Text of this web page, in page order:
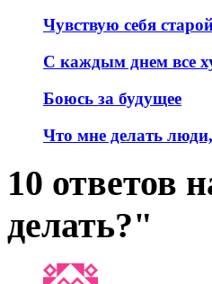
Чувствую себя
С каждым днем все
Боюсь за будущее
Что мне делать
10 ответов
делать?"